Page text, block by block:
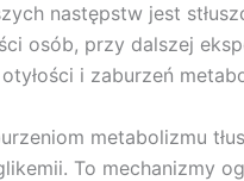
następstw jest
osób, przy dalszej
i zaburzeń
metabolizmu
To mechanizmy